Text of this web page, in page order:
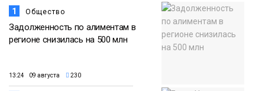
1 Общество
Задолженность по алиментам в
регионе снизилась на 500 млн
13:24 09 августа 230